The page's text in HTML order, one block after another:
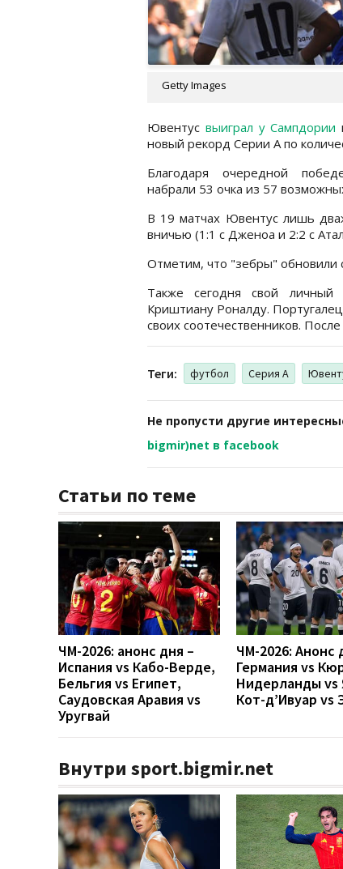
Getty Images
Ювентус выиграл у Сампдории
новый рекорд Серии А по
Благодаря очередной
набрали 53 очка из 57
В 19 матчах Ювентус лишь
вничью (1:1 с Дженоа и 2:2 с
Отметим, что "зебры" обновили
Также сегодня свой
Криштиану Роналду.
своих соотечественников.
Теги: футбол Серия А
Не пропусти другие
bigmir)net в facebook
Статьи по теме
ЧМ-2026: анонс дня –
Испания vs Кабо-Верде,
Бельгия vs Египет,
Саудовская Аравия vs
Уругвай
ЧМ-2026: Анонс
Германия vs
Нидерланды vs
Кот-д’Ивуар vs
Внутри sport.bigmir.net